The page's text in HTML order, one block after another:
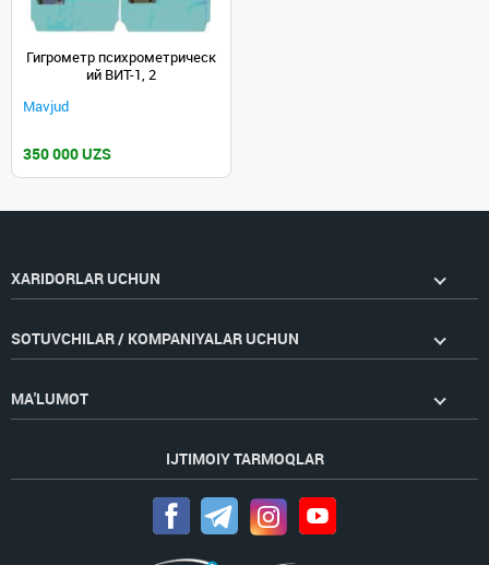
Гигрометр психрометрическ
ий ВИТ-1, 2
Mavjud
350 000 UZS
XARIDORLAR UCHUN
SOTUVCHILAR / KOMPANIYALAR UCHUN
MA'LUMOT
IJTIMOIY TARMOQLAR